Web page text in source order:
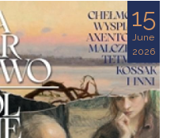
15
June
2026